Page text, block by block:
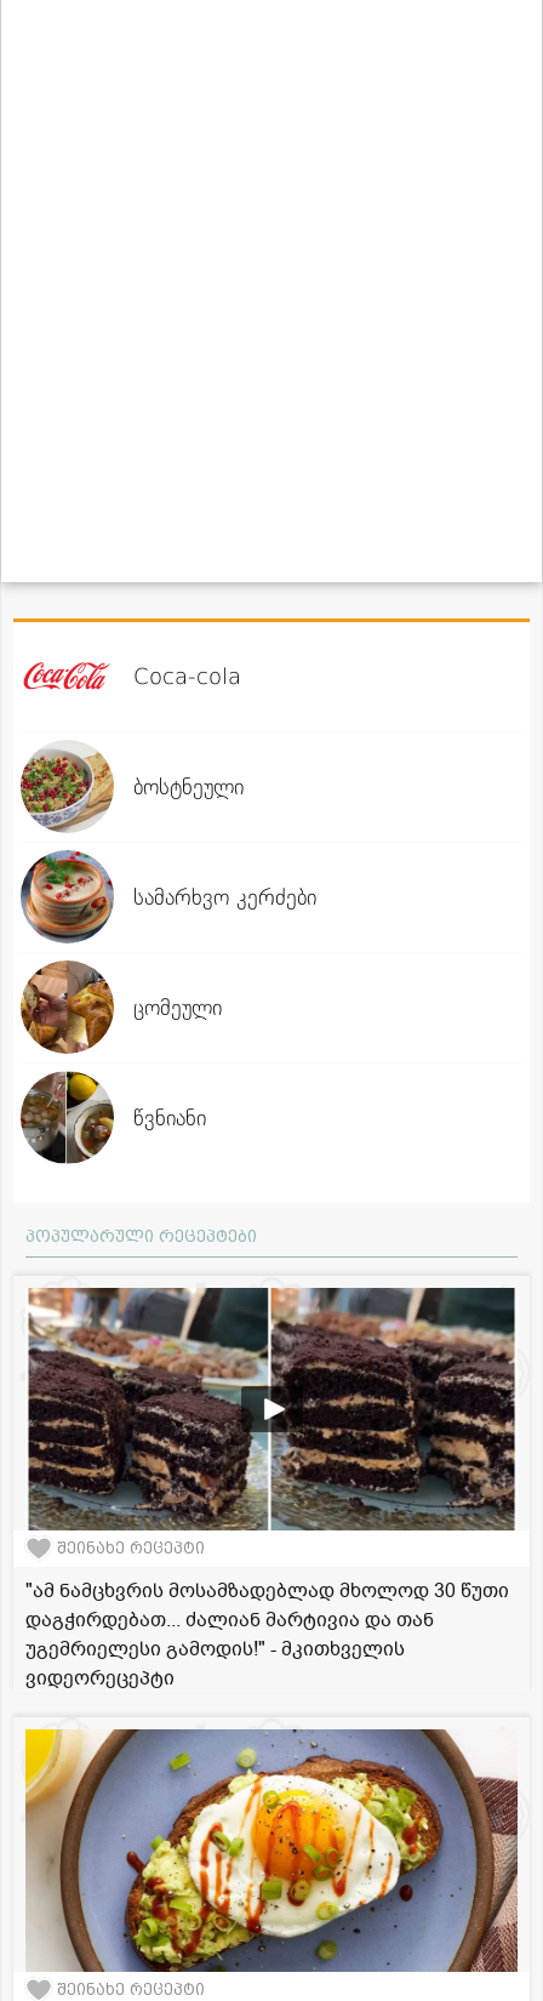
Coca-cola
ბოსტნეული
სამარხვო კერძები
ცომეული
წვნიანი
პოპულარული რეცეპტები
შეინახე რეცეპტი
"ამ ნამცხვრის მოსამზადებლად მხოლოდ 30 წუთი
დაგჭირდებათ... ძალიან მარტივია და თან
უგემრიელესი გამოდის!" - მკითხველის
ვიდეორეცეპტი
შეინახე რეცეპტი